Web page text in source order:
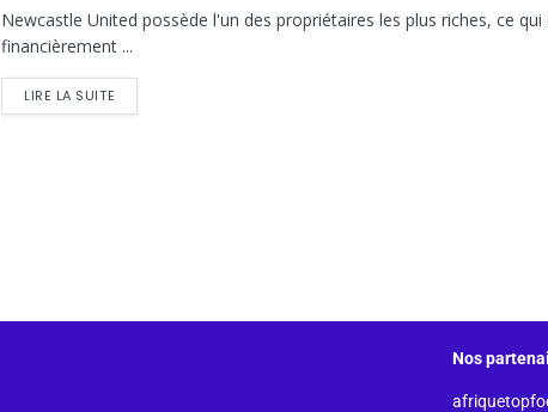
Newcastle United possède l'un des propriétaires les plus riches, ce
financièrement ...
LIRE LA SUITE
Nos